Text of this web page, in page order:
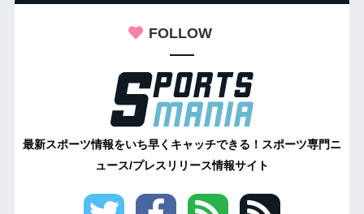
FOLLOW
最新スポーツ情報をいち早くキャッチできる！スポーツ専門ニ
ュース/プレスリリース情報サイト